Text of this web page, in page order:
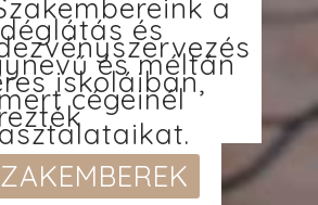
a
és
és méltán
iskoláiban,
cégeinél